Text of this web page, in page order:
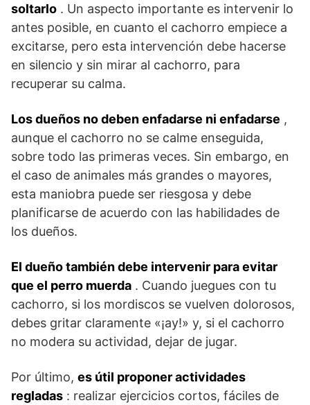
soltarlo . Un aspecto importante es intervenir lo
antes posible, en cuanto el cachorro empiece a
excitarse, pero esta intervención debe hacerse
en silencio y sin mirar al cachorro, para
recuperar su calma.
Los dueños no deben enfadarse ni enfadarse ,
aunque el cachorro no se calme enseguida,
sobre todo las primeras veces. Sin embargo, en
el caso de animales más grandes o mayores,
esta maniobra puede ser riesgosa y debe
planificarse de acuerdo con las habilidades de
los dueños.
El dueño también debe intervenir para evitar
que el perro muerda . Cuando juegues con tu
cachorro, si los mordiscos se vuelven dolorosos,
debes gritar claramente «¡ay!» y, si el cachorro
no modera su actividad, dejar de jugar.
Por último, es útil proponer actividades
regladas : realizar ejercicios cortos, fáciles de